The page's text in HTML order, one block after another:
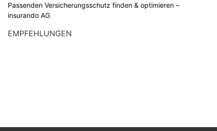
Passenden Versicherungsschutz finden & optimieren –
insurando AG
EMPFEHLUNGEN